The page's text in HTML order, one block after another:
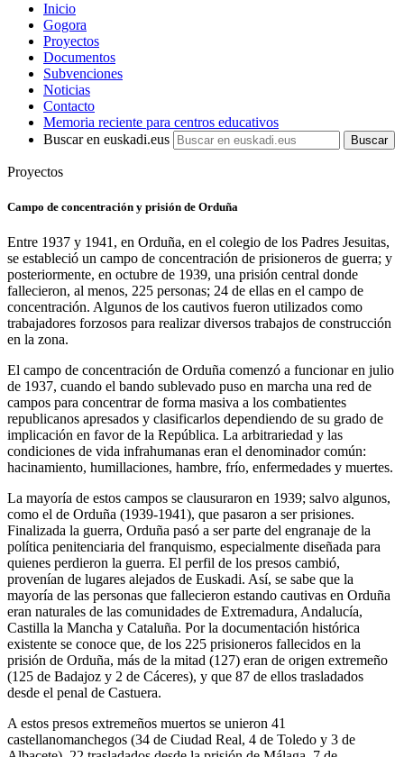
Inicio
Gogora
Proyectos
Documentos
Subvenciones
Noticias
Contacto
Memoria reciente para centros educativos
Buscar en euskadi.eus
Proyectos
Campo de concentración y prisión de Orduña
Entre 1937 y 1941, en Orduña, en el colegio de los Padres Jesuitas,
se estableció un campo de concentración de prisioneros de guerra; y
posteriormente, en octubre de 1939, una prisión central donde
fallecieron, al menos, 225 personas; 24 de ellas en el campo de
concentración. Algunos de los cautivos fueron utilizados como
trabajadores forzosos para realizar diversos trabajos de construcción
en la zona.
El campo de concentración de Orduña comenzó a funcionar en julio
de 1937, cuando el bando sublevado puso en marcha una red de
campos para concentrar de forma masiva a los combatientes
republicanos apresados y clasificarlos dependiendo de su grado de
implicación en favor de la República. La arbitrariedad y las
condiciones de vida infrahumanas eran el denominador común:
hacinamiento, humillaciones, hambre, frío, enfermedades y muertes.
La mayoría de estos campos se clausuraron en 1939; salvo algunos,
como el de Orduña (1939-1941), que pasaron a ser prisiones.
Finalizada la guerra, Orduña pasó a ser parte del engranaje de la
política penitenciaria del franquismo, especialmente diseñada para
quienes perdieron la guerra. El perfil de los presos cambió,
provenían de lugares alejados de Euskadi. Así, se sabe que la
mayoría de las personas que fallecieron estando cautivas en Orduña
eran naturales de las comunidades de Extremadura, Andalucía,
Castilla la Mancha y Cataluña. Por la documentación histórica
existente se conoce que, de los 225 prisioneros fallecidos en la
prisión de Orduña, más de la mitad (127) eran de origen extremeño
(125 de Badajoz y 2 de Cáceres), y que 87 de ellos trasladados
desde el penal de Castuera.
A estos presos extremeños muertos se unieron 41
castellanomanchegos (34 de Ciudad Real, 4 de Toledo y 3 de